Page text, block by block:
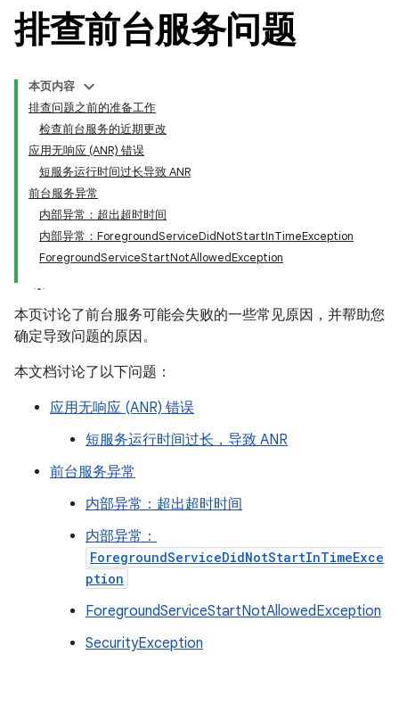
排查前台服务问题
本页内容
排查问题之前的准备工作
检查前台服务的近期更改
应用无响应 (ANR) 错误
短服务运行时间过长导致 ANR
前台服务异常
内部异常：超出超时时间
内部异常：ForegroundServiceDidNotStartInTimeException
ForegroundServiceStartNotAllowedException
本页讨论了前台服务可能会失败的一些常见原因，并帮助您
确定导致问题的原因。
本文档讨论了以下问题：
应用无响应 (ANR) 错误
短服务运行时间过长，导致 ANR
前台服务异常
内部异常：超出超时时间
内部异常：
ForegroundServiceDidNotStartInTimeExce
ption
ForegroundServiceStartNotAllowedException
SecurityException